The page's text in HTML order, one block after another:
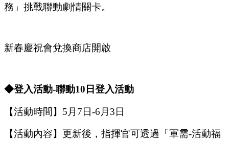
務 」 挑戰聯動劇情關卡。
新春慶祝會兌換商店開啟
◆登入活動-聯動10 日登入活動
【活動時間】 5 月 7 日-6 月 3 日
【活動內容】 更新後，指揮官可透過「軍需-活動福